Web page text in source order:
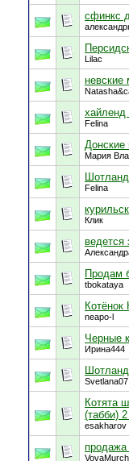
сфинкс
Lilac
невские
хайленд
Felina
Донские
Мария
Felina
Клик
ведется
Продам
tbokataya
Котёнок
neapo-l
Черные
Ирина444
Svetlana07
Котята
(табби)
esakharov
продажа
VovaMurch